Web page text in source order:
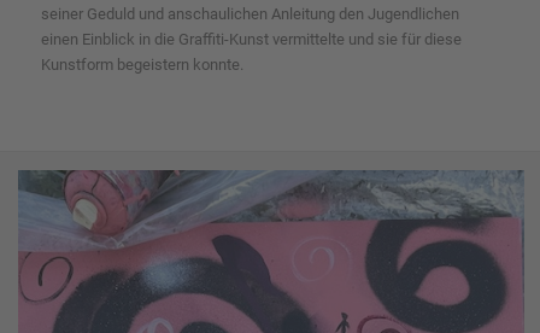
seiner Geduld und anschaulichen Anleitung den Jugendlichen
einen Einblick in die Graffiti-Kunst vermittelte und sie für diese
Kunstform begeistern konnte.